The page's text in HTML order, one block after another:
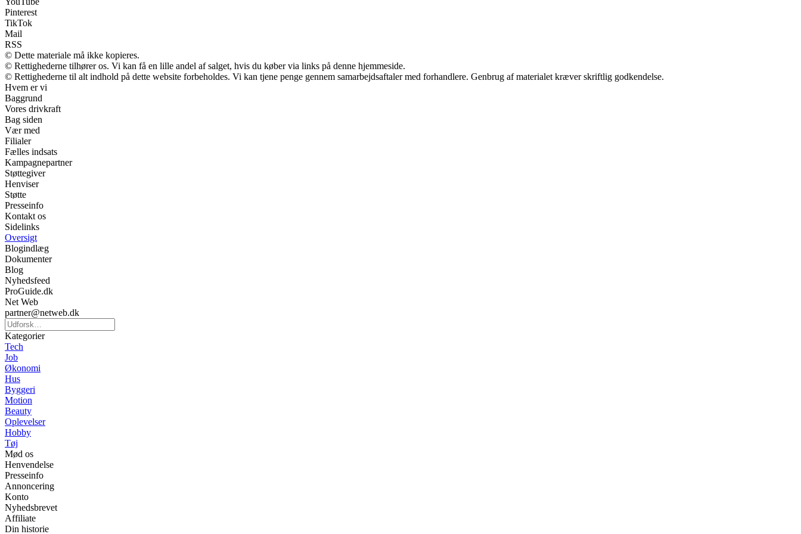
Pinterest
TikTok
Mail
RSS
© Dette materiale må ikke kopieres.
© Rettighederne tilhører os. Vi kan få en lille andel af salget, hvis du køber via links på denne hjemmeside.
© Rettighederne til alt indhold på dette website forbeholdes. Vi kan tjene penge gennem samarbejdsaftaler med forhandlere. Genbrug af materialet kræver skriftlig godkendelse.
Hvem er vi
Baggrund
Vores drivkraft
Bag siden
Vær med
Filialer
Fælles indsats
Kampagnepartner
Støttegiver
Henviser
Støtte
Presseinfo
Kontakt os
Sidelinks
Oversigt
Blogindlæg
Dokumenter
Blog
Nyhedsfeed
ProGuide.dk
Net Web
partner@netweb.dk
Kategorier
Tech
Job
Økonomi
Hus
Byggeri
Motion
Beauty
Oplevelser
Hobby
Tøj
Mød os
Henvendelse
Presseinfo
Annoncering
Konto
Nyhedsbrevet
Affiliate
Din historie